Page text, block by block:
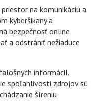
na komunikáciu a
kyberšikany a
bezpečnosť online
a odstrániť nežiaduce
informácií.
spoľahlivosti zdrojov sú
šíreniu